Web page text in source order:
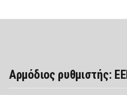
Αρμόδιος ρυθμιστής: